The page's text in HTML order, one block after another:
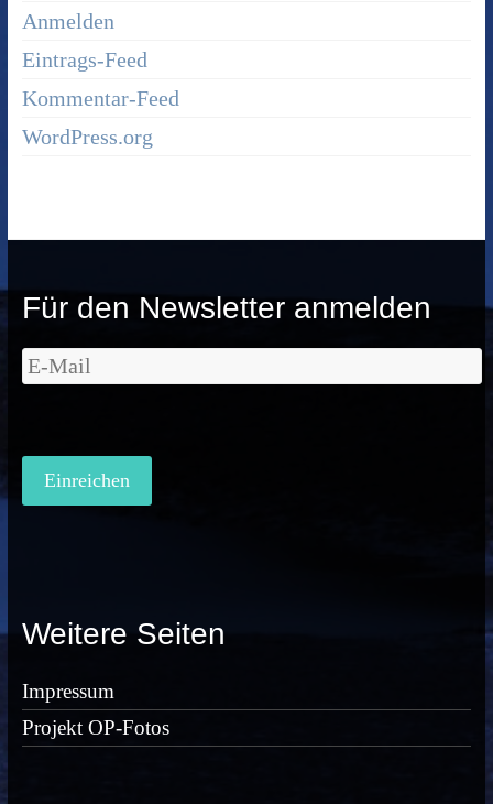
Anmelden
Eintrags-Feed
Kommentar-Feed
WordPress.org
Für den Newsletter anmelden
Weitere Seiten
Impressum
Projekt OP-Fotos